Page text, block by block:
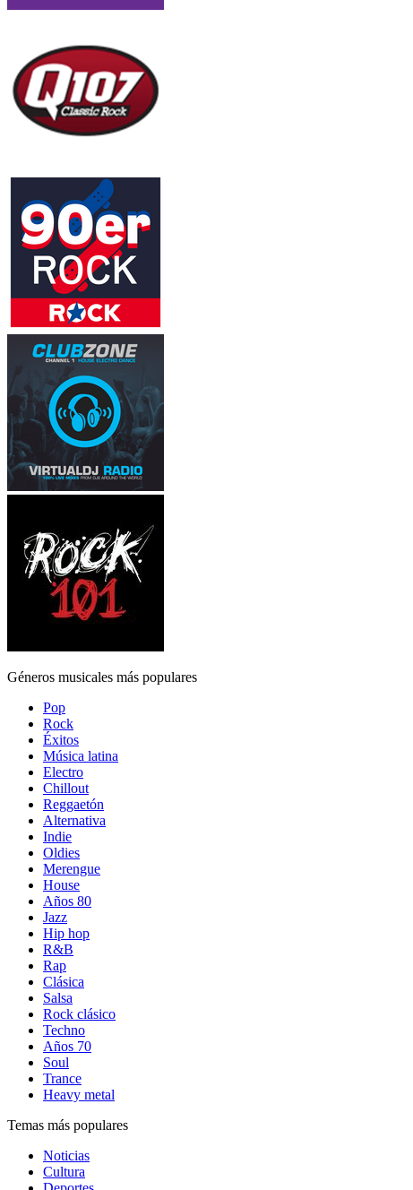
Géneros musicales más populares
Pop
Rock
Éxitos
Música latina
Electro
Chillout
Reggaetón
Alternativa
Indie
Oldies
Merengue
House
Años 80
Jazz
Hip hop
R&B
Rap
Clásica
Salsa
Rock clásico
Techno
Años 70
Soul
Trance
Heavy metal
Temas más populares
Noticias
Cultura